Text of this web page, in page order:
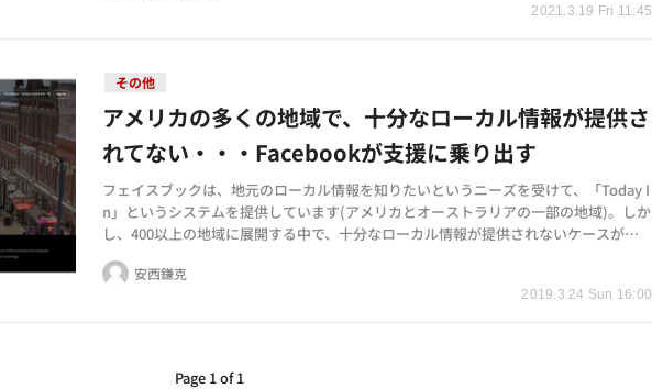
2021.3.19 Fri 11:45
その他
2019.3.24 Sun 16:00
アメリカの多くの地域で、十分なローカル情報が提供さ
れてない・・・Facebookが支援に乗り出す
フェイスブックは、地元のローカル情報を知りたいというニーズを受けて、「Today I
n」というシステムを提供しています(アメリカとオーストラリアの一部の地域)。しか
し、400以上の地域に展開する中で、十分なローカル情報が提供されないケースが多
発したことから、情報…
安西鎌克
Page 1 of 1